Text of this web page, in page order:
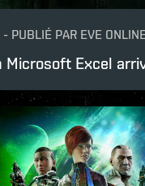
- PUBLIÉ PAR EVE
Microsoft Excel